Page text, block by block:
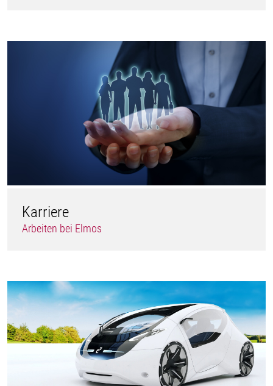
Karriere
Arbeiten bei Elmos